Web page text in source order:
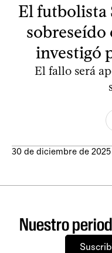
El futbolista
sobreseído
investigó
El fallo será
30 de diciembre de 2025
Nuestro